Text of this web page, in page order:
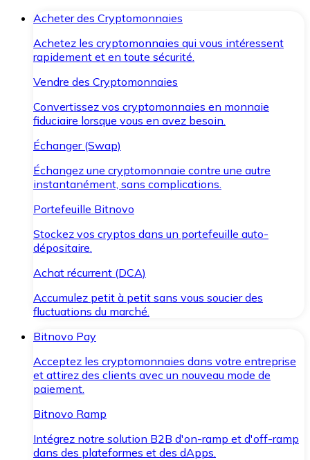
Acheter des Cryptomonnaies
Achetez les cryptomonnaies qui vous intéressent
rapidement et en toute sécurité.
Vendre des Cryptomonnaies
Convertissez vos cryptomonnaies en monnaie
fiduciaire lorsque vous en avez besoin.
Échanger (Swap)
Échangez une cryptomonnaie contre une autre
instantanément, sans complications.
Portefeuille Bitnovo
Stockez vos cryptos dans un portefeuille auto-
dépositaire.
Achat récurrent (DCA)
Accumulez petit à petit sans vous soucier des
fluctuations du marché.
Bitnovo Pay
Acceptez les cryptomonnaies dans votre entreprise
et attirez des clients avec un nouveau mode de
paiement.
Bitnovo Ramp
Intégrez notre solution B2B d'on-ramp et d'off-ramp
dans des plateformes et des dApps.